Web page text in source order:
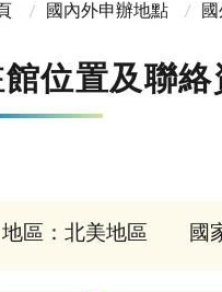
國內外申辦地點
位置及聯絡
地區：北美地區 國